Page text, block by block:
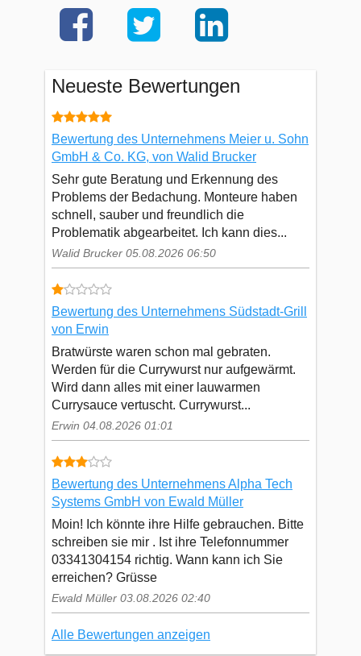
Neueste Bewertungen
Bewertung des Unternehmens Meier u. Sohn
GmbH & Co. KG, von Walid Brucker
Sehr gute Beratung und Erkennung des
Problems der Bedachung. Monteure haben
schnell, sauber und freundlich die
Problematik abgearbeitet. Ich kann dies...
Walid Brucker 05.08.2026 06:50
Bewertung des Unternehmens Südstadt-Grill
von Erwin
Bratwürste waren schon mal gebraten.
Werden für die Currywurst nur aufgewärmt.
Wird dann alles mit einer lauwarmen
Currysauce vertuscht. Currywurst...
Erwin 04.08.2026 01:01
Bewertung des Unternehmens Alpha Tech
Systems GmbH von Ewald Müller
Moin! Ich könnte ihre Hilfe gebrauchen. Bitte
schreiben sie mir . Ist ihre Telefonnummer
03341304154 richtig. Wann kann ich Sie
erreichen? Grüsse
Ewald Müller 03.08.2026 02:40
Alle Bewertungen anzeigen